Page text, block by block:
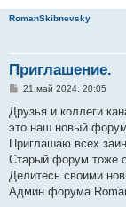
RomanSkibnevsky
Приглашение.
С
о
б
щ
е
и
е
21 май 2024, 20:05
Друзья и коллеги
это наш новый
Приглашаю всех
Старый форум тоже
Делитесь своими
Админ форума